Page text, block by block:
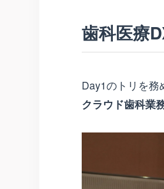
歯科医療
Day1のトリを
クラウド歯科業